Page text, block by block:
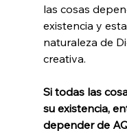
las cosas
existencia y
naturaleza de
creativa.
Si todas las
su existencia,
depender de